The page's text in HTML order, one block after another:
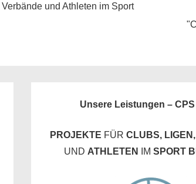
und Athleten im Sport
Unsere Leistungen –
PROJEKTE FÜR CLUBS,
UND ATHLETEN IM SPORT